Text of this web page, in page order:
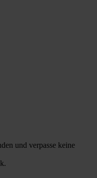
und verpasse keine